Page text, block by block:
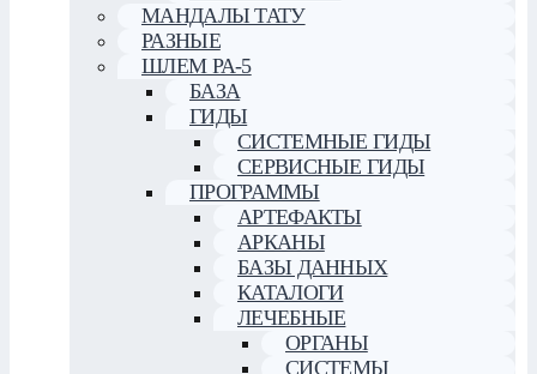
МАНДАЛЫ ТАТУ
РАЗНЫЕ
ШЛЕМ РА-5
БАЗА
ГИДЫ
СИСТЕМНЫЕ ГИДЫ
СЕРВИСНЫЕ ГИДЫ
ПРОГРАММЫ
АРТЕФАКТЫ
АРКАНЫ
БАЗЫ ДАННЫХ
КАТАЛОГИ
ЛЕЧЕБНЫЕ
ОРГАНЫ
СИСТЕМЫ